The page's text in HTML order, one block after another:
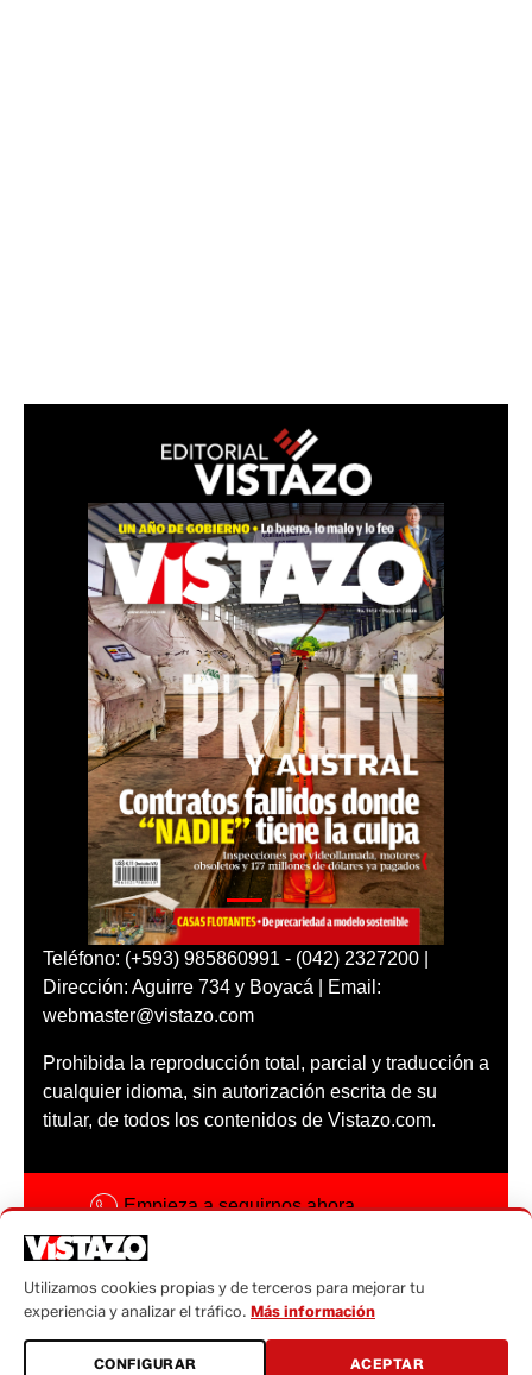
Teléfono: (+593) 985860991 - (042) 2327200 |
Dirección: Aguirre 734 y Boyacá | Email:
webmaster@vistazo.com
Prohibida la reproducción total, parcial y traducción a
cualquier idioma, sin autorización escrita de su
titular, de todos los contenidos de Vistazo.com.
Empieza a seguirnos ahora
Código ética
Sugerencias a:
sugerencias@vistazo.com
Utilizamos cookies propias y de terceros para mejorar tu
experiencia y analizar el tráfico. Más información
CONFIGURAR ACEPTAR